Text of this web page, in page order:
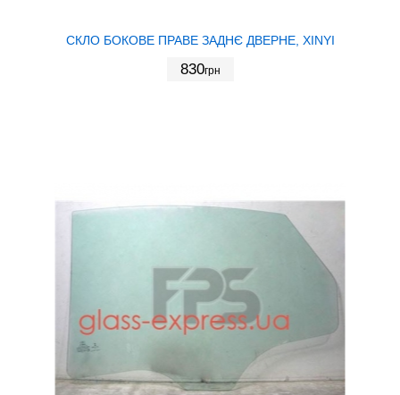
СКЛО БОКОВЕ ПРАВЕ ЗАДНЄ ДВЕРНЕ, XINYI
830грн